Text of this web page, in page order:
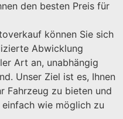
den besten Preis für
können Sie sich
Abwicklung
Art an, unabhängig
Unser Ziel ist es, Ihnen
Fahrzeug zu bieten und
wie möglich zu